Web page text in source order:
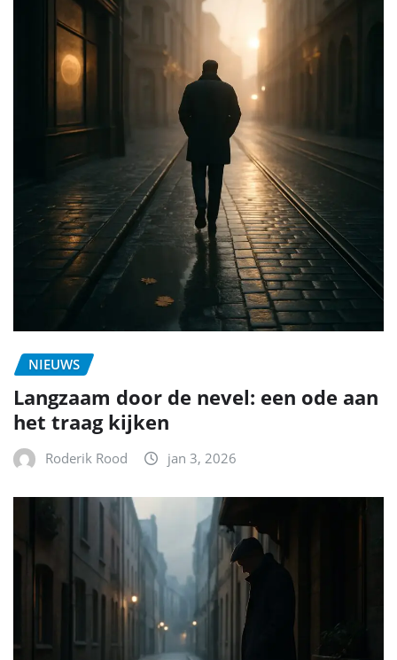
NIEUWS
Langzaam door de nevel: een ode aan
het traag kijken
Roderik Rood jan 3, 2026